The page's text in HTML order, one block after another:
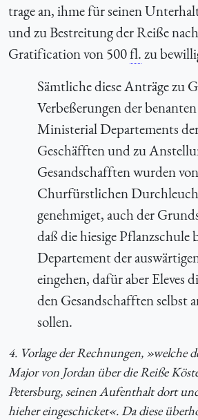
trage an, ihme für seinen
und zu Bestreitung der Reiße
Gratification von 500fl.zu
Sämtliche diese Anträge zu
Verbeßerungen der
Ministerial Departements
Geschäfften und zu
Gesandschafften wurden
Churfürstlichen
genehmiget, auch der
daß die hiesige Pflanzschule
Departement der
eingehen, dafür aber Eleves
den Gesandschafften selbst
sollen.
4. Vorlage der Rechnungen, »welche
Major von Jordan über die Reiße
Petersburg, seinen Aufenthalt dort
hieher eingeschicket«. Da diese